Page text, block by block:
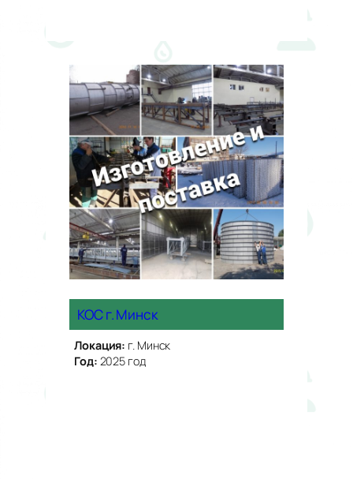
КОС г. Минск
Локация: г. Минск
Год: 2025 год